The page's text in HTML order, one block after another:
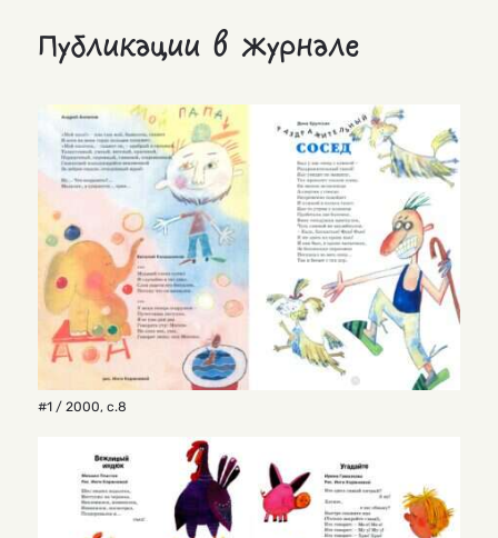
Публикации в журнале
#1 / 2000, с.8